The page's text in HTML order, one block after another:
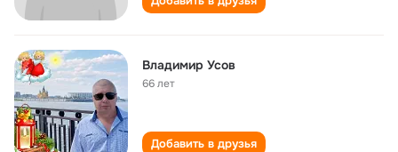
Владимир Усов
66 лет
Добавить в друзья